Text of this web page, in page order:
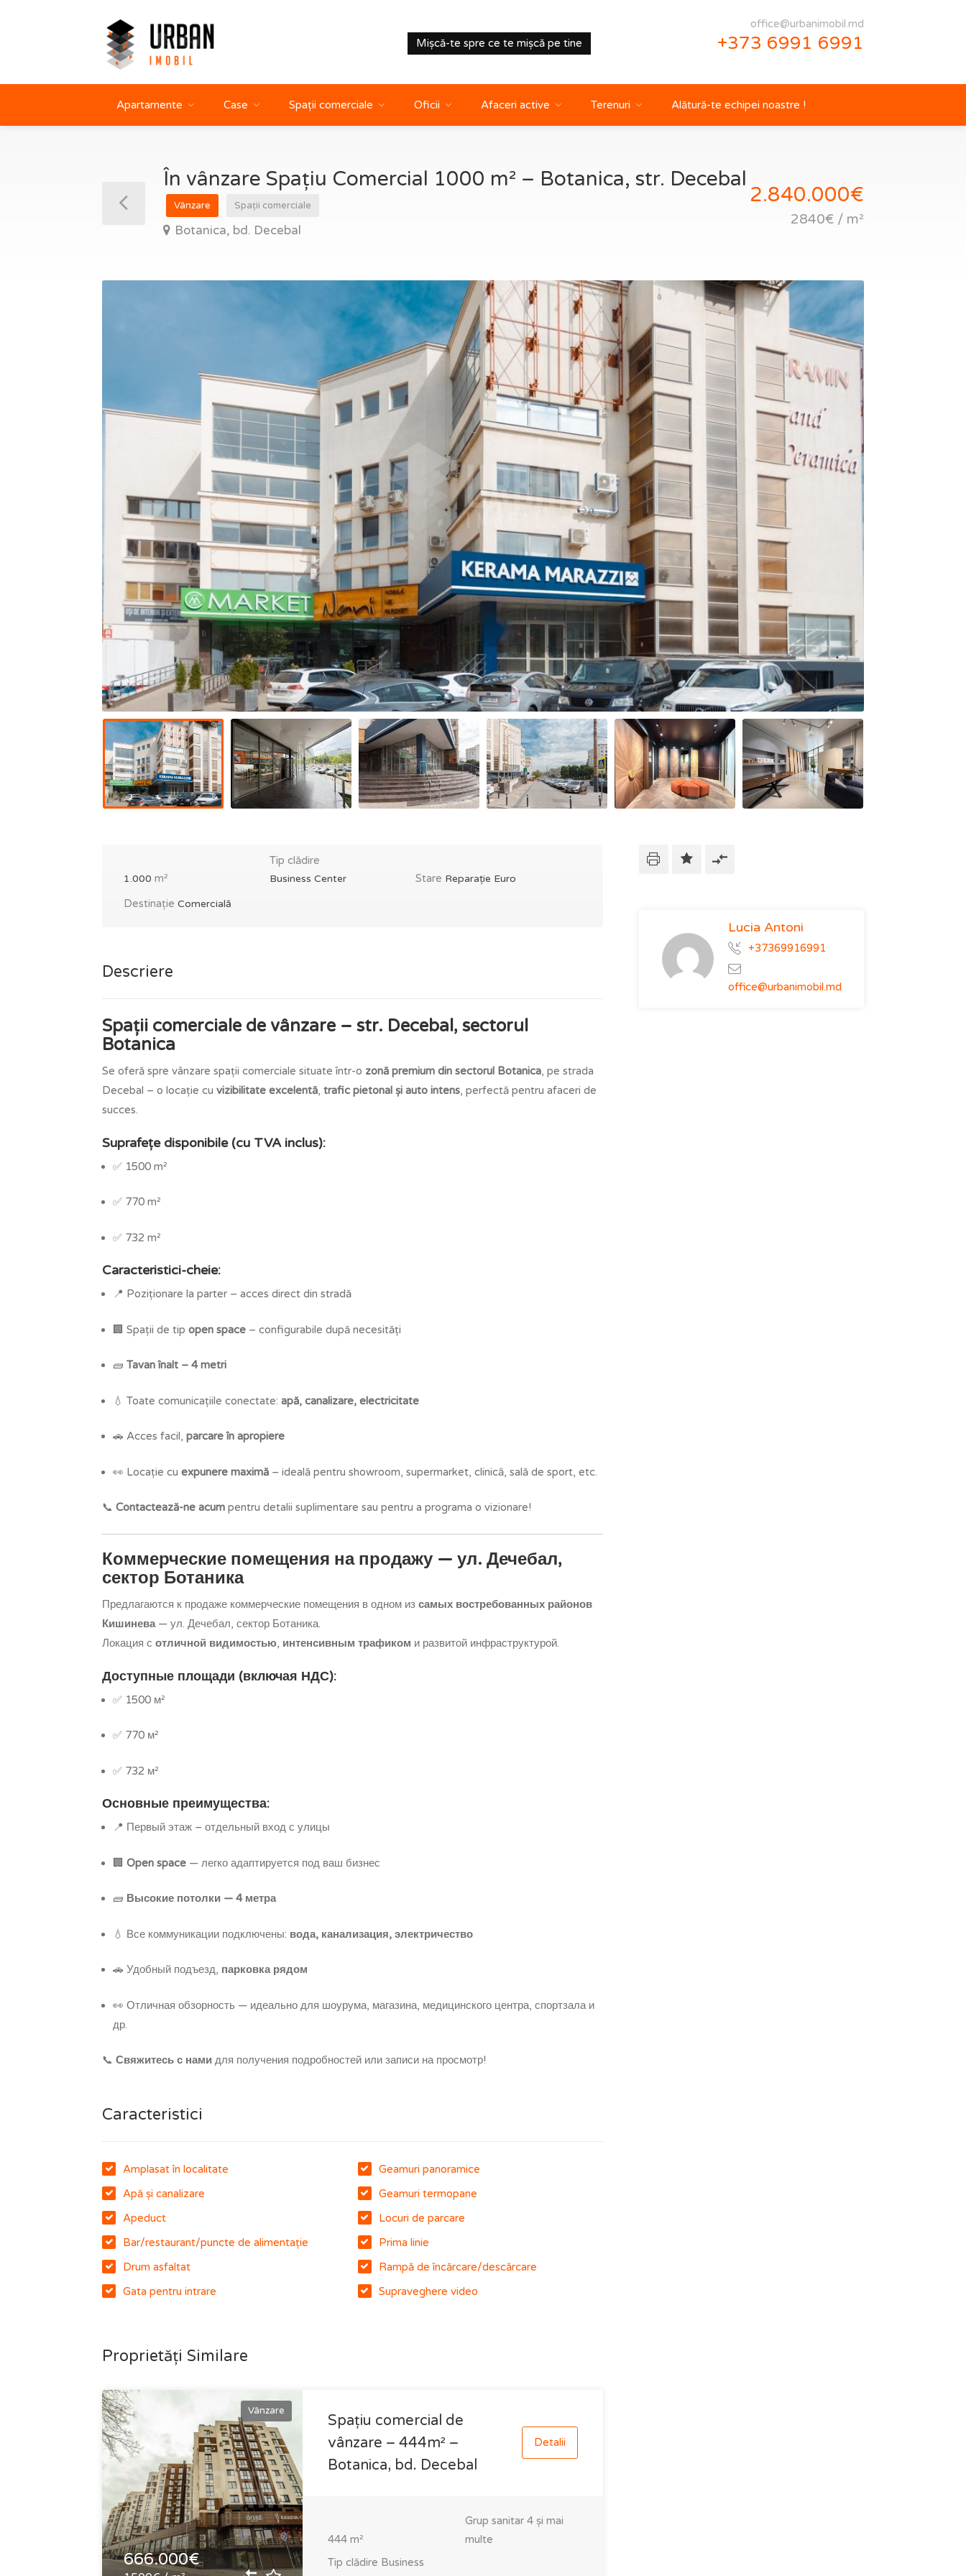
Mișcă-te spre ce te mișcă pe tine
office@urbanimobil.md
+373 6991 6991
Apartamente Case Spații comerciale Oficii Afaceri active Terenuri Alătură-te echipei noastre !
În vânzare Spațiu Comercial 1000 m² – Botanica, str. Decebal
Vânzare Spații comerciale
Botanica, bd. Decebal
2.840.000€
2840€ / m²
1.000 m²
Tip clădire
Business Center Stare Reparație Euro
Destinație Comercială
Descriere
Spații comerciale de vânzare – str. Decebal, sectorul
Botanica
Se oferă spre vânzare spații comerciale situate într-o zonă premium din sectorul Botanica, pe strada
Decebal – o locație cu vizibilitate excelentă, trafic pietonal și auto intens, perfectă pentru afaceri de
succes.
Suprafețe disponibile (cu TVA inclus):
✅ 1500 m²
✅ 770 m²
✅ 732 m²
Caracteristici-cheie:
📍 Poziționare la parter – acces direct din stradă
🏢 Spații de tip open space – configurabile după necesități
🧱 Tavan înalt – 4 metri
💧 Toate comunicațiile conectate: apă, canalizare, electricitate
🚗 Acces facil, parcare în apropiere
👀 Locație cu expunere maximă – ideală pentru showroom, supermarket, clinică, sală de sport, etc.
📞 Contactează-ne acum pentru detalii suplimentare sau pentru a programa o vizionare!
Коммерческие помещения на продажу — ул. Дечебал,
сектор Ботаника
Предлагаются к продаже коммерческие помещения в одном из самых востребованных районов
Кишинева— ул. Дечебал, сектор Ботаника.
Локация с отличной видимостью, интенсивным трафиком и развитой инфраструктурой.
Доступные площади (включая НДС):
✅ 1500 м²
✅ 770 м²
✅ 732 м²
Основные преимущества:
📍 Первый этаж – отдельный вход с улицы
🏢 Open space — легко адаптируется под ваш бизнес
🧱 Высокие потолки — 4 метра
💧 Все коммуникации подключены: вода, канализация, электричество
🚗 Удобный подъезд, парковка рядом
👀 Отличная обзорность — идеально для шоурума, магазина, медицинского центра, спортзала и
др.
📞 Свяжитесь с нами для получения подробностей или записи на просмотр!
Caracteristici
Amplasat în localitate
Apă și canalizare
Apeduct
Bar/restaurant/puncte de alimentație
Drum asfaltat
Gata pentru intrare
Geamuri panoramice
Geamuri termopane
Locuri de parcare
Prima linie
Rampă de încărcare/descărcare
Supraveghere video
Proprietăți Similare
Vânzare
666.000€
Spațiu comercial de
vânzare – 444m² –
Botanica, bd. Decebal
Detalii
444m²
Grup sanitar4 și mai
multe
Tip clădire Business
Lucia Antoni
+37369916991
office@urbanimobil.md